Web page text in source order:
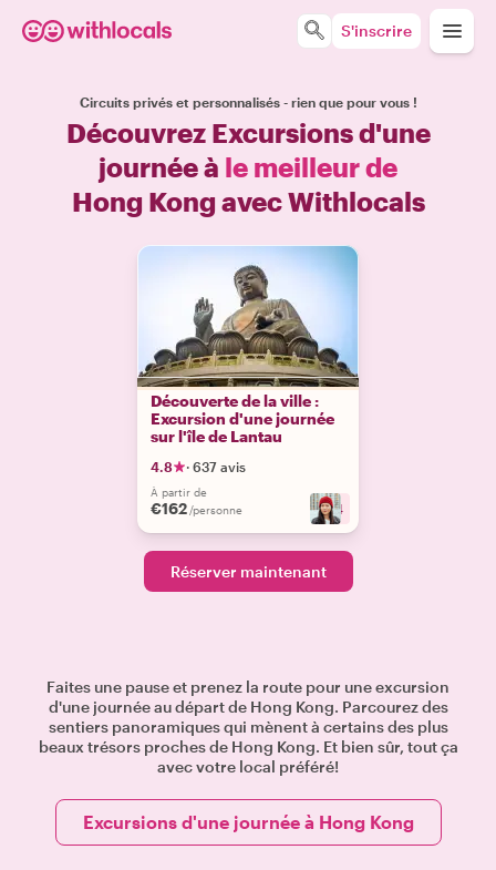
S'inscrire
Circuits privés et personnalisés - rien que pour vous !
Découvrez Excursions d'une
journée à le meilleur de
Hong Kong avec Withlocals
Découverte de la ville :
Excursion d'une journée
sur l'île de Lantau
4.8 · 637 avis
À partir de
€162 /personne +4
Réserver maintenant
Faites une pause et prenez la route pour une excursion
d'une journée au départ de Hong Kong. Parcourez des
sentiers panoramiques qui mènent à certains des plus
beaux trésors proches de Hong Kong. Et bien sûr, tout ça
avec votre local préféré!
Excursions d'une journée à Hong Kong